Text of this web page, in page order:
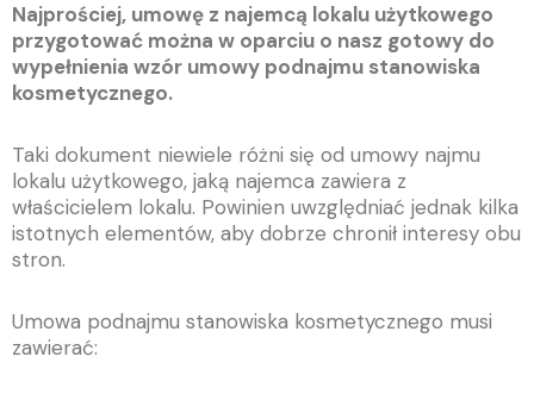
Najprościej, umowę z najemcą lokalu użytkowego
przygotować można w oparciu o nasz gotowy do
wypełnienia wzór umowy podnajmu stanowiska
kosmetycznego.
Taki dokument niewiele różni się od umowy najmu
lokalu użytkowego, jaką najemca zawiera z
właścicielem lokalu. Powinien uwzględniać jednak kilka
istotnych elementów, aby dobrze chronił interesy obu
stron.
Umowa podnajmu stanowiska kosmetycznego musi
zawierać: